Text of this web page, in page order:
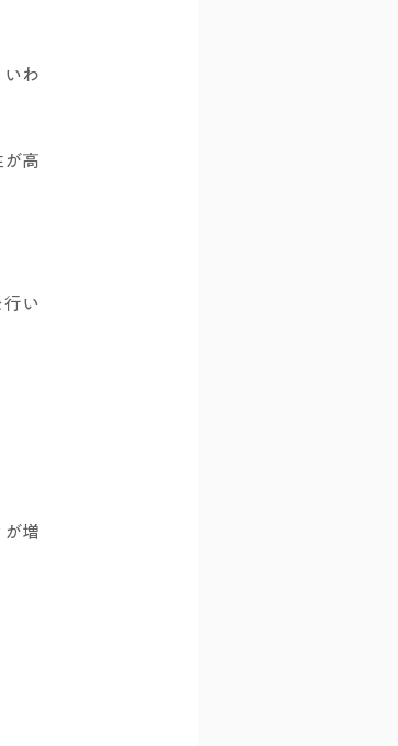
いわ
が高
行い
が増